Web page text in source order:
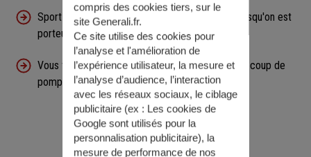
Sport adapté et handisport : où faire du sport lorsqu'on est
porteur d'un handicap ?
Vous faites du sport le midi ? Comment éviter le coup de
pompe de retour au travail
compris des cookies tiers, sur le
site Generali.fr.
Ce site utilise des cookies pour
l’analyse et l'amélioration de
l’expérience utilisateur, la mesure et
l’analyse d’audience, l’interaction
avec les réseaux sociaux, le ciblage
publicitaire (ex : Les cookies de
Google sont utilisés pour la
personnalisation publicitaire), la
mesure de performance de nos